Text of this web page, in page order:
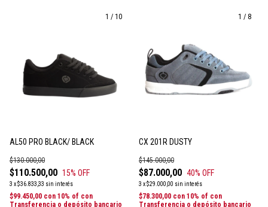
1 / 10
AL50 PRO BLACK/ BLACK
$110.500,00
$130.000,00
15% OFF
3 x$36.833,33 sin interés
$99.450,00 con 10% of con
Transferencia o depósito bancario
1 / 8
CX 201R DUSTY
$87.000,00
$145.000,00
40% OFF
3 x$29.000,00 sin interés
$78.300,00 con 10% of con
Transferencia o depósito bancario